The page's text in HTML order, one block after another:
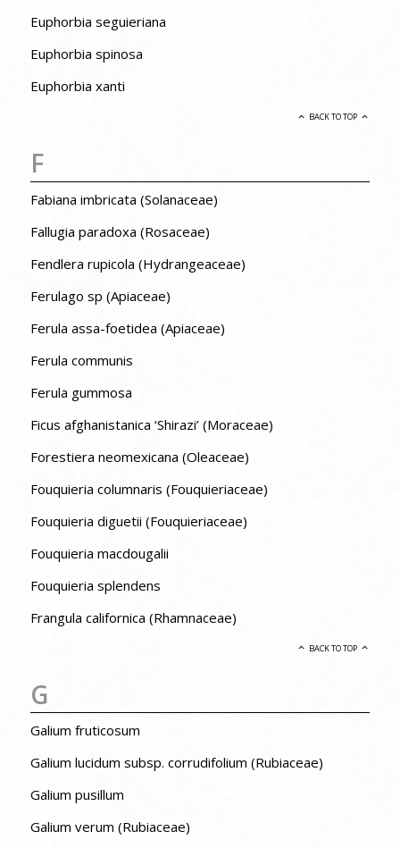
Euphorbia seguieriana
Euphorbia spinosa
Euphorbia xanti
BACK TO TOP
F
Fabiana imbricata (Solanaceae)
Fallugia paradoxa (Rosaceae)
Fendlera rupicola (Hydrangeaceae)
Ferulago sp (Apiaceae)
Ferula assa-foetidea (Apiaceae)
Ferula communis
Ferula gummosa
Ficus afghanistanica ‘Shirazi’ (Moraceae)
Forestiera neomexicana (Oleaceae)
Fouquieria columnaris (Fouquieriaceae)
Fouquieria diguetii (Fouquieriaceae)
Fouquieria macdougalii
Fouquieria splendens
Frangula californica (Rhamnaceae)
BACK TO TOP
G
Galium fruticosum
Galium lucidum subsp. corrudifolium (Rubiaceae)
Galium pusillum
Galium verum (Rubiaceae)